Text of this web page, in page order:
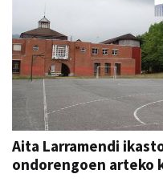
Aita Larramendi
ondorengoen arteko